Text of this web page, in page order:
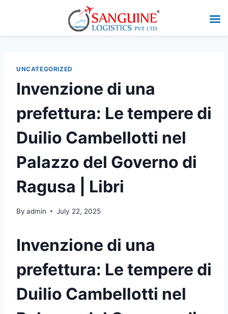
UNCATEGORIZED
Invenzione di una
prefettura: Le tempere di
Duilio Cambellotti nel
Palazzo del Governo di
Ragusa | Libri
By admin July 22, 2025
Invenzione di una
prefettura: Le tempere di
Duilio Cambellotti nel